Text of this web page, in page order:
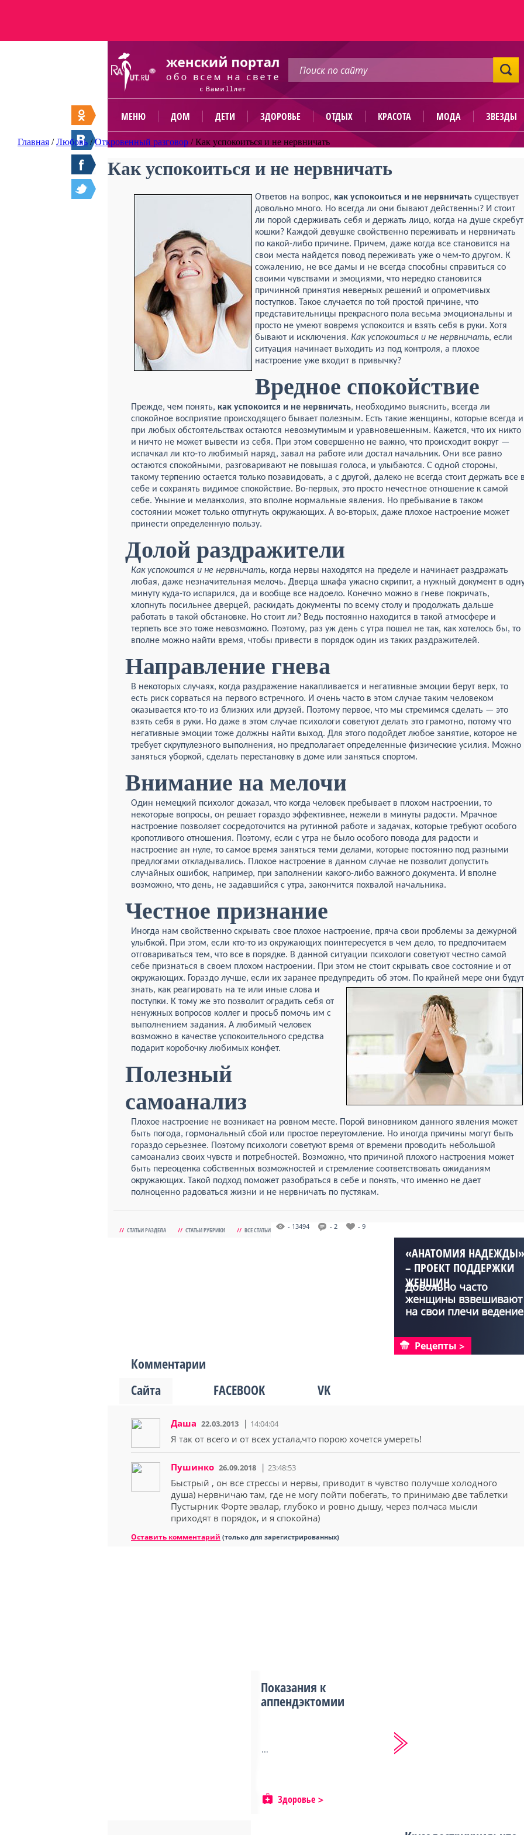
МЕНЮ ДОМ ДЕТИ ЗДОРОВЬЕ ОТДЫХ КРАСОТА МОДА ЗВЕЗДЫ
Главная /Любовь /Откровенный разговор /Как успокоиться и не нервничать
Как успокоиться и не нервничать
Ответов на вопрос, как успокоиться и не нервничать существует
довольно много. Но всегда ли они бывают действенны? И стоит
ли порой сдерживать себя и держать лицо, когда на душе скребут
кошки? Каждой девушке свойственно переживать и нервничать
по какой-либо причине. Причем, даже когда все становится на
свои места найдется повод переживать уже о чем-то другом. К
сожалению, не все дамы и не всегда способны справиться со
своими чувствами и эмоциями, что нередко становится
причинной принятия неверных решений и опрометчивых
поступков. Такое случается по той простой причине, что
представительницы прекрасного пола весьма эмоциональны и
просто не умеют вовремя успокоится и взять себя в руки. Хотя
бывают и исключения. Как успокоиться и не нервничать, если
ситуация начинает выходить из под контроля, а плохое
настроение уже входит в привычку?
Вредное спокойствие
Прежде, чем понять, как успокоится и не нервничать, необходимо выяснить, всегда ли
спокойное восприятие происходящего бывает полезным. Есть такие женщины, которые всегда и
при любых обстоятельствах остаются невозмутимым и уравновешенным. Кажется, что их никто
и ничто не может вывести из себя. При этом совершенно не важно, что происходит вокруг —
испачкал ли кто-то любимый наряд, завал на работе или достал начальник. Они все равно
остаются спокойными, разговаривают не повышая голоса, и улыбаются. С одной стороны,
такому терпению остается только позавидовать, а с другой, далеко не всегда стоит держать все
себе и сохранять видимое спокойствие. Во-первых, это просто нечестное отношение к самой
себе. Уныние и меланхолия, это вполне нормальные явления. Но пребывание в таком
состоянии может только отпугнуть окружающих. А во-вторых, даже плохое настроение может
принести определенную пользу.
Долой раздражители
Как успокоится и не нервничать, когда нервы находятся на пределе и начинает раздражать
любая, даже незначительная мелочь. Дверца шкафа ужасно скрипит, а нужный документ в
минуту куда-то испарился, да и вообще все надоело. Конечно можно в гневе покричать,
хлопнуть посильнее дверцей, раскидать документы по всему столу и продолжать дальше
работать в такой обстановке. Но стоит ли? Ведь постоянно находится в такой атмосфере и
терпеть все это тоже невозможно. Поэтому, раз уж день с утра пошел не так, как хотелось бы, то
вполне можно найти время, чтобы привести в порядок один из таких раздражителей.
Направление гнева
В некоторых случаях, когда раздражение накапливается и негативные эмоции берут верх, то
есть риск сорваться на первого встречного. И очень часто в этом случае таким человеком
оказывается кто-то из близких или друзей. Поэтому первое, что мы стремимся сделать — это
взять себя в руки. Но даже в этом случае психологи советуют делать это грамотно, потому что
негативные эмоции тоже должны найти выход. Для этого подойдет любое занятие, которое не
требует скрупулезного выполнения, но предполагает определенные физические усилия. Можно
заняться уборкой, сделать перестановку в доме или заняться спортом.
Внимание на мелочи
Один немецкий психолог доказал, что когда человек пребывает в плохом настроении, то
некоторые вопросы, он решает гораздо эффективнее, нежели в минуты радости. Мрачное
настроение позволяет сосредоточится на рутинной работе и задачах, которые требуют особого
кропотливого отношения. Поэтому, если с утра не было особого повода для радости и
настроение ан нуле, то самое время заняться теми делами, которые постоянно под разными
предлогами откладывались. Плохое настроение в данном случае не позволит допустить
случайных ошибок, например, при заполнении какого-либо важного документа. И вполне
возможно, что день, не задавшийся с утра, закончится похвалой начальника.
Честное признание
Иногда нам свойственно скрывать свое плохое настроение, пряча свои проблемы за дежурной
улыбкой. При этом, если кто-то из окружающих поинтересуется в чем дело, то предпочитаем
отговариваться тем, что все в порядке. В данной ситуации психологи советуют честно самой
себе признаться в своем плохом настроении. При этом не стоит скрывать свое состояние и от
окружающих. Гораздо лучше, если их заранее предупредить об этом. По крайней мере они будут
знать, как реагировать на те или иные слова и
поступки. К тому же это позволит оградить себя от
ненужных вопросов коллег и просьб помочь им с
выполнением задания. А любимый человек
возможно в качестве успокоительного средства
подарит коробочку любимых конфет.
Полезный
самоанализ
Плохое настроение не возникает на ровном месте. Порой виновником данного явления может
быть погода, гормональный сбой или простое переутомление. Но иногда причины могут быть
гораздо серьезнее. Поэтому психологи советуют время от времени проводить небольшой
самоанализ своих чувств и потребностей. Возможно, что причиной плохого настроения может
быть переоценка собственных возможностей и стремление соответствовать ожиданиям
окружающих. Такой подход поможет разобраться в себе и понять, что именно не дает
полноценно радоваться жизни и не нервничать по пустякам.
// СТАТЬИ РАЗДЕЛА // СТАТЬИ РУБРИКИ // ВСЕ СТАТЬИ - 13494 - 2 - 9
«АНАТОМИЯ НАДЕЖДЫ»
– ПРОЕКТ ПОДДЕРЖКИ
ЖЕНЩИН
Довольно часто
женщины взвешивают
на свои плечи ведение
Рецепты
Комментарии
Сайта
FACEBOOK VK
Даша 22.03.2013 14:04:04
Я так от всего и от всех устала,что порою хочется умереть!
Пушинко 26.09.2018 23:48:53
Быстрый , он все стрессы и нервы, приводит в чувство получше холодного
душа) нервничаю там, где не могу пойти побегать, то принимаю две таблетки
Пустырник Форте эвалар, глубоко и ровно дышу, через полчаса мысли
приходят в порядок, и я спокойна)
Оставить комментарий (только для зарегистрированных)
Показания к
аппендэктомии
...
Здоровье